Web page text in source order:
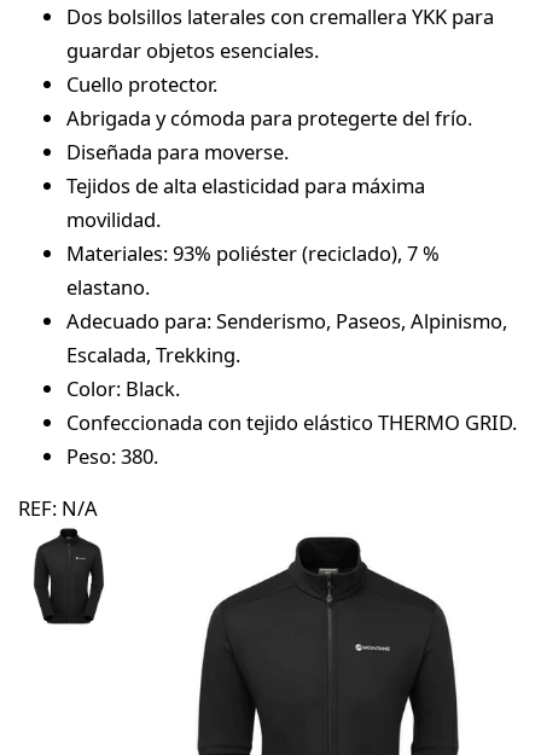
Dos bolsillos laterales con cremallera YKK para
guardar objetos esenciales.
Cuello protector.
Abrigada y cómoda para protegerte del frío.
Diseñada para moverse.
Tejidos de alta elasticidad para máxima
movilidad.
Materiales: 93% poliéster (reciclado), 7 %
elastano.
Adecuado para: Senderismo, Paseos, Alpinismo,
Escalada, Trekking.
Color: Black.
Confeccionada con tejido elástico THERMO GRID.
Peso: 380.
REF: N/A